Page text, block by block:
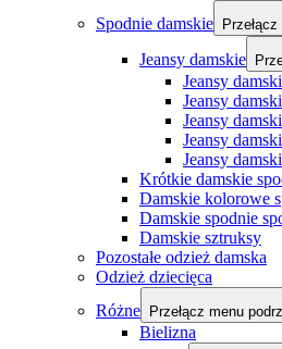
Spodnie damskie
Jeansy damskie
Jeansy
Jeansy
Jeansy
Jeansy
Jeansy
Krótkie damskie
Damskie kolorowe
Damskie spodnie
Damskie sztruksy
Pozostałe odzież damska
Odzież dziecięca
Różne
Przełącz menu
Bielizna